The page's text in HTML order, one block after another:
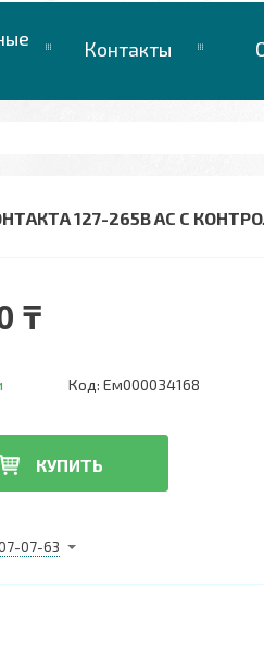
Контакты
127-265В AC С
₸
Код: Ем000034168
КУПИТЬ
07-63